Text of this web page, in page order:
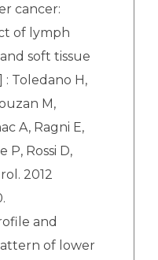
cancer:
of lymph
soft tissue
: Toledano H,
M,
A, Ragni E,
P, Rossi D,
2012
and
of lower